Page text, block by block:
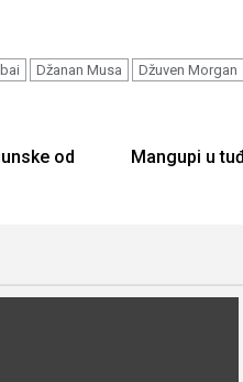
Džanan Musa Džuven Morgan
od
Mangupi u